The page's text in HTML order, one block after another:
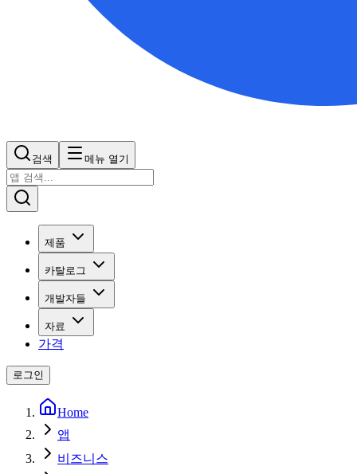
검색 메뉴 열기
제품
카탈로그
개발자들
자료
가격
로그인
Home
앱
비즈니스